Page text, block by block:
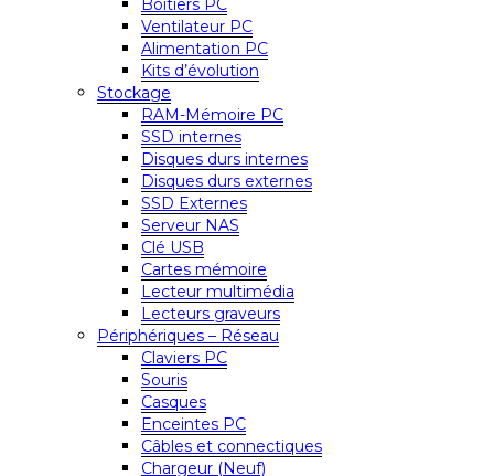
Boitiers PC
Ventilateur PC
Alimentation PC
Kits d’évolution
Stockage
RAM-Mémoire PC
SSD internes
Disques durs internes
Disques durs externes
SSD Externes
Serveur NAS
Clé USB
Cartes mémoire
Lecteur multimédia
Lecteurs graveurs
Périphériques – Réseau
Claviers PC
Souris
Casques
Enceintes PC
Câbles et connectiques
Chargeur (Neuf)